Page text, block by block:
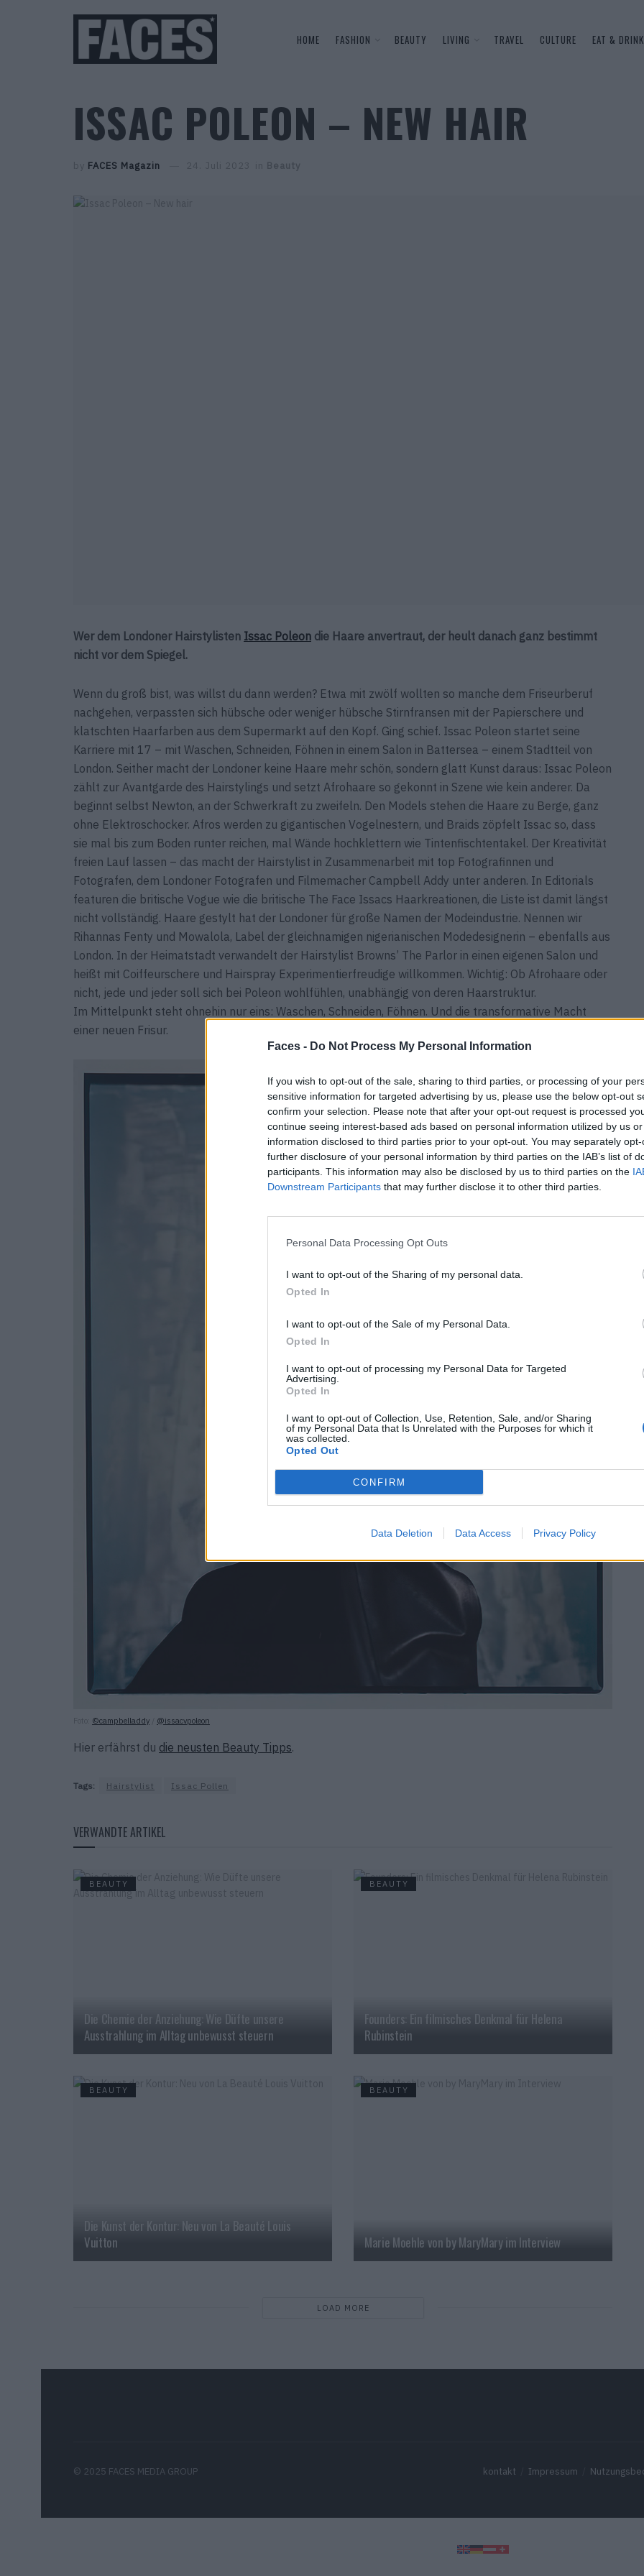
Faces - Do Not Process My Personal Information
If you wish to opt-out of the sale, sharing to third parties, or processing of your
sensitive information for targeted advertising by us, please use the below opt-out
confirm your selection. Please note that after your opt-out request is processed
continue seeing interest-based ads based on personal information utilized by us
information disclosed to third parties prior to your opt-out. You may separately
further disclosure of your personal information by third parties on the IAB’s list of
participants. This information may also be disclosed by us to third parties on the
Downstream Participants that may further disclose it to other third parties.
Personal Data Processing Opt Outs
I want to opt-out of the Sharing of my personal data.
Opted In
I want to opt-out of the Sale of my Personal Data.
Opted In
I want to opt-out of processing my Personal Data for Targeted
Advertising.
Opted In
I want to opt-out of Collection, Use, Retention, Sale, and/or Sharing
of my Personal Data that Is Unrelated with the Purposes for which it
was collected.
Opted Out
CONFIRM
Data Deletion Data Access Privacy Policy
HOME FASHION BEAUTY LIVING TRAVEL CULTURE EAT & DRINK
ISSAC POLEON – NEW HAIR
by FACES Magazin 24. Juli 2023 in Beauty
Wer dem Londoner Hairstylisten Issac Poleon die Haare anvertraut, der heult danach ganz bestimmt
nicht vor dem Spiegel.
Wenn du groß bist, was willst du dann werden? Etwa mit zwölf wollten so manche dem Friseurberuf
nachgehen, verpassten sich hübsche oder weniger ­hübsche Stirnfransen mit der Papierschere und
klatschten Haarfarben aus dem Supermarkt auf den Kopf. Ging schief. Issac Poleon startet seine
Karriere mit 17 – mit Waschen, Schneiden, Föhnen in einem Salon in Battersea – einem Stadtteil von
London. Seither macht der Londoner keine Haare mehr schön, sondern glatt Kunst daraus: Issac Poleon
zählt zur Avantgarde des Hairstylings und setzt Afrohaare so gekonnt in Szene wie kein anderer. Da
beginnt selbst Newton, an der Schwerkraft zu zweifeln. Den Models stehen die Haare zu Berge, ganz
ohne Elektroschocker. Afros werden zu gigantischen Vogelnestern, und Braids zöpfelt Issac so, dass
sie mal bis zum Boden runter reichen, mal Wände hochklettern wie Tintenfischtentakel. Der Kreativität
freien Lauf lassen – das macht der Hairstylist in Zusammenarbeit mit top Fotografinnen und
Fotografen, dem Londoner Fotografen und Filmemacher Campbell Addy unter anderen. In Editorials
featuren die britische Vogue wie die britische The Face Issacs Haarkreationen, die Liste ist damit längst
nicht vollständig. Haare gestylt hat der Londoner für große Namen der Modeindustrie. Nennen wir
Rihannas Fenty und Mowalola, Label der gleichnamigen nigerianischen Mode­designerin – ebenfalls aus
London. In der Heimatstadt verwandelt der Hairstylist Browns’ The Parlor in einen eigenen Salon und
heißt mit Coiffeurschere und Hairspray Experimentierfreudige willkommen. Wichtig: Ob Afrohaare oder
nicht, jede und jeder soll sich bei Poleon wohlfühlen, unabhängig von deren Haarstruktur.
Im Mittelpunkt steht ohnehin nur eins: Waschen, Schneiden, Föhnen. Und die transformative Macht
einer neuen Frisur.
Foto: ©campbelladdy @issacvpoleon
Hier erfährst du die neusten Beauty Tipps.
Tags: Hairstylist Issac Pollen
VERWANDTE ARTIKEL
BEAUTY
Die Chemie der Anziehung: Wie Düfte unsere
Ausstrahlung im Alltag unbewusst steuern
BEAUTY
Founders: Ein filmisches Denkmal für Helena
Rubinstein
BEAUTY
Die Kunst der Kontur: Neu von La Beauté Louis
Vuitton
BEAUTY
Marie Moehle von by MaryMary im Interview
LOAD MORE
kontakt Impressum
© 2025 FACES MEDIA GROUP